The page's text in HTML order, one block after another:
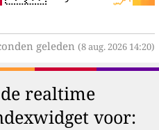
geleden (8 aug. 2026 14:20)
realtime
voor: